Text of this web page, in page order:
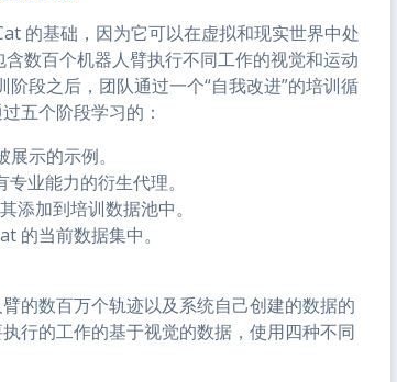
的基础，因为它可以在虚拟和现实世界中处
数百个机器人臂执行不同工作的视觉和运动
段之后，团队通过一个“自我改进”的培训循
五个阶段学习的：
示的示例。
业能力的衍生代理。
添加到培训数据池中。
的当前数据集中。
的数百万个轨迹以及系统自己创建的数据的
行的工作的基于视觉的数据，使用四种不同